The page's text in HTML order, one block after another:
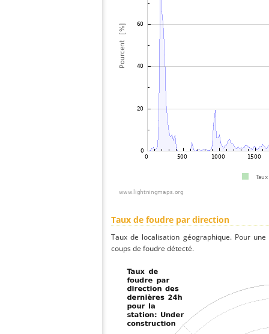
Taux de foudre par direction
Taux de localisation géographique. Pour
coups de foudre détecté.